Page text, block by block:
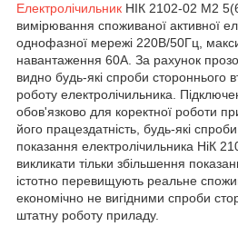
Електролічильник НІК 2102-02 М2
вимірювання споживаної активної
однофазної мережі 220В/50Гц,
навантаження 60А. За рахунок
видно будь-які спроби стороннього
роботу електролічильника.
обов'язково для коректної роботи
його працездатність, будь-які
показання електролічильника НіК
викликати тільки збільшення
істотно перевищують реальне
економічно не вигідними спроби
штатну роботу приладу.